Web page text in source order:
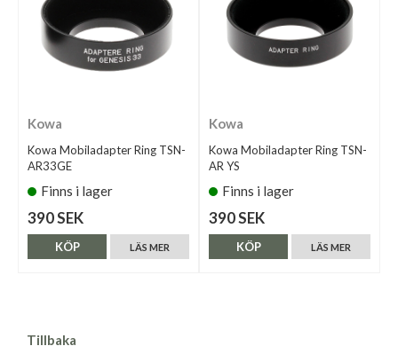
Kowa
Kowa Mobiladapter Ring TSN-
AR33GE
Finns i lager
390 SEK
LÄS MER
KÖP
Kowa
Kowa Mobiladapter Ring TSN-
AR YS
Finns i lager
390 SEK
LÄS MER
KÖP
Tillbaka